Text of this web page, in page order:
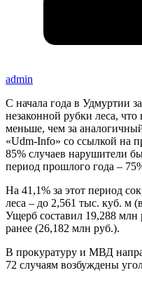
admin
С начала года в Удмуртии
незаконной рубки леса,
меньше, чем за
«Udm-Info» со ссылкой на
85% случаев нарушители
период прошлого года –
На 41,1% за этот период
леса – до 2,561 тыс. куб. м
Ущерб составил 19,288
ранее (26,182 млн руб.).
В прокуратуру и МВД
72 случаям возбуждены